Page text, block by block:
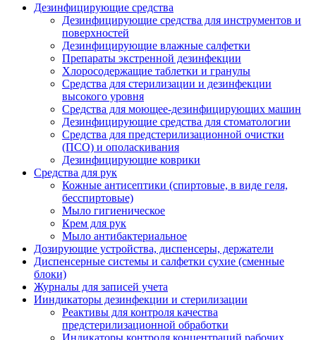
Дезинфицирующие средства
Дезинфицирующие средства для инструментов и
поверхностей
Дезинфицирующие влажные салфетки
Препараты экстренной дезинфекции
Хлоросодержащие таблетки и гранулы
Средства для стерилизации и дезинфекции
высокого уровня
Средства для моющее-дезинфицирующих машин
Дезинфицирующие средства для стоматологии
Средства для предстерилизационной очистки
(ПСО) и ополаскивания
Дезинфицирующие коврики
Средства для рук
Кожные антисептики (спиртовые, в виде геля,
бесспиртовые)
Мыло гигиеническое
Крем для рук
Мыло антибактериальное
Дозирующие устройства, диспенсеры, держатели
Диспенсерные системы и салфетки сухие (сменные
блоки)
Журналы для записей учета
Ииндикаторы дезинфекции и стерилизации
Реактивы для контроля качества
предстерилизационной обработки
Индикаторы контроля концентраций рабочих